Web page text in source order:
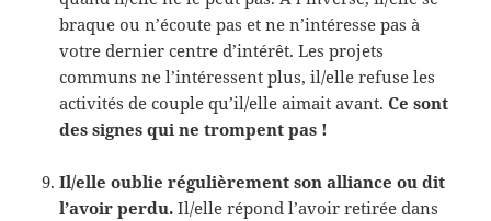
braque ou n’écoute pas et ne n’intéresse pas à
votre dernier centre d’intérêt. Les projets
communs ne l’intéressent plus, il/elle refuse les
activités de couple qu’il/elle aimait avant.Ce sont
des signes qui ne trompent pas !
Il/elle oublie régulièrement son alliance ou dit
l’avoir perdu. Il/elle répond l’avoir retirée dans